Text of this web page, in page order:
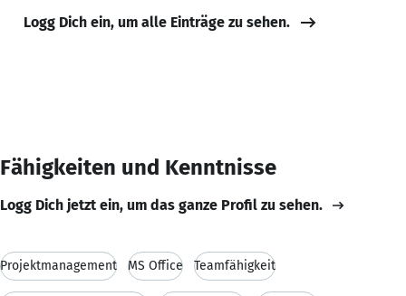
Logg Dich ein, um alle Einträge zu sehen.
Fähigkeiten und Kenntnisse
Logg Dich jetzt ein, um das ganze Profil zu sehen.
Projektmanagement MS Office Teamfähigkeit